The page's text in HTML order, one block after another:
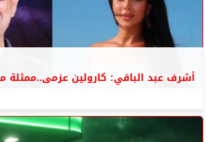
أشرف عبد الباقي: كارولين